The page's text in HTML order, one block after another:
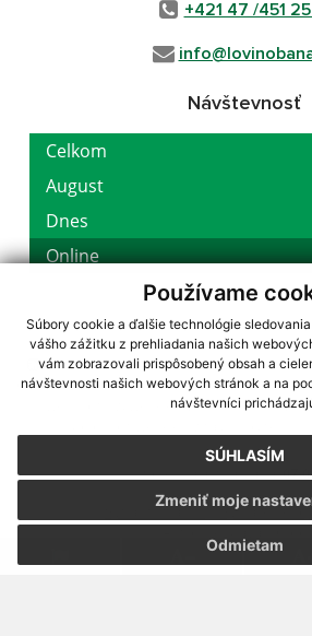
Používame
Súbory cookie a ďalšie technológie
vášho zážitku z prehliadania našich
vám zobrazovali prispôsobený obsah a
návštevnosti našich webových stránok a na
návštevníci
SÚHLASÍM
Odmietam
Zmeniť moje
+421 47 /451 25
Návštevnosť
využite možnosť získavania aktuálnych
CMS systém (redakčný) systém ECHELON 2,
webex.digital, s.r.o.,domény
Posledná aktualizácia:
Vytlačiť stránku|Vyhlásenie o